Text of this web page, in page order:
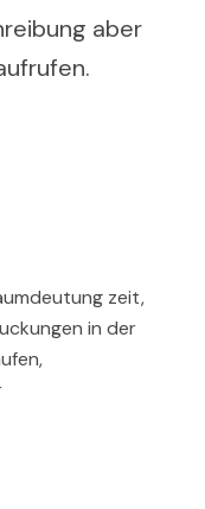
aber
zeit,
in der